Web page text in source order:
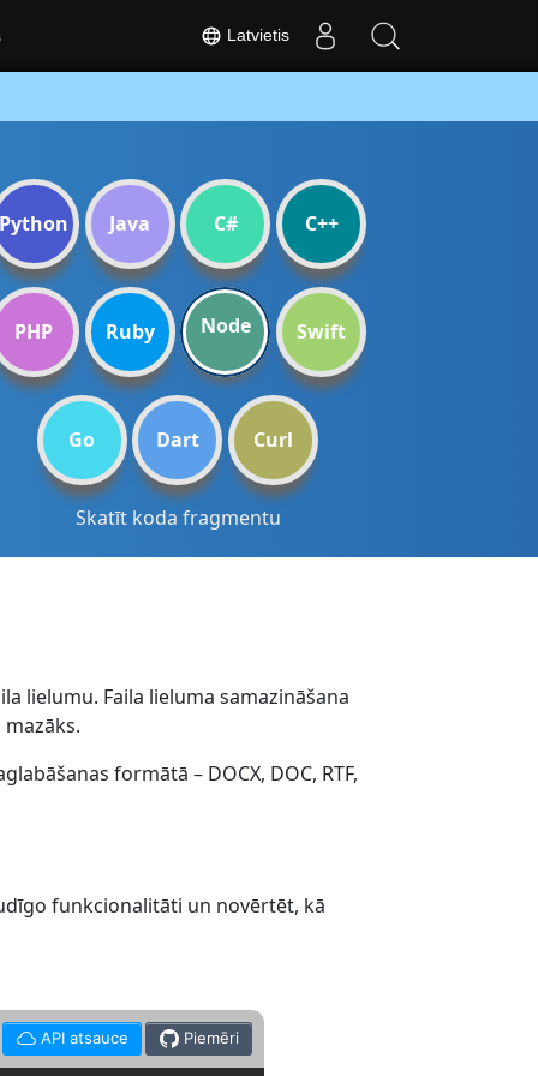
Python Java C# C++
PHP Ruby Node Swift
Go Dart Curl
Skatīt koda fragmentu
lielumu. Faila lieluma samazināšana
formātā – DOCX, DOC, RTF,
funkcionalitāti un novērtēt, kā
API atsauce Piemēri
Latvietis